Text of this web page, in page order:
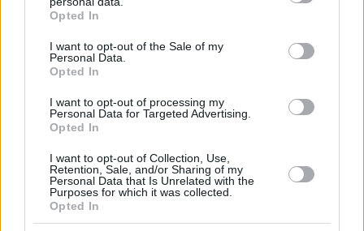
grant or deny consent to Google and its third-party tags to
use your data for below specified purposes in below Google
consent section.
Opted In
I want to opt-out of the Sale of my
Personal Data.
Opted In
I want to opt-out of processing my
Personal Data for Targeted Advertising.
Opted In
I want to opt-out of Collection, Use,
Retention, Sale, and/or Sharing of my
Personal Data that Is Unrelated with the
Purposes for which it was collected.
Opted In
νομιμοποίησε και τους έδωσε και δικαίωμα ψήφου
Που ειναι ο παΪτερης να σχολιαση...
ΑΠΑΝΤΗΣΗ
Γι αυτό θα πατώσει
08.07.2026, 22:24
η ΝΔ